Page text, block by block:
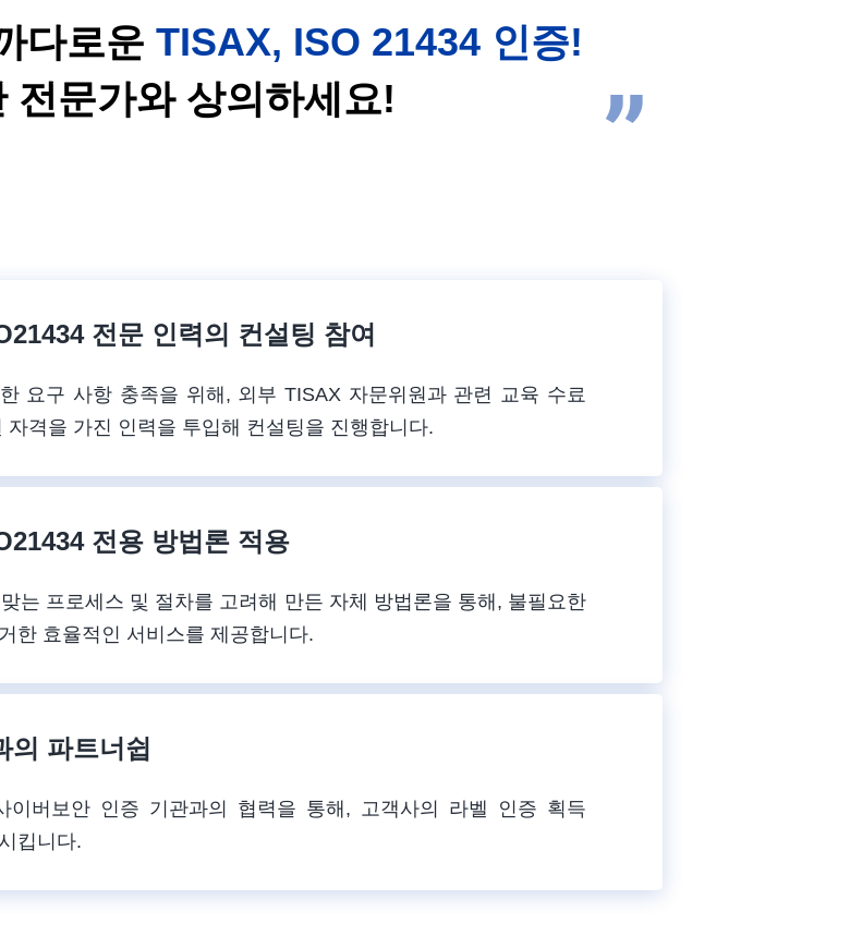
다로운 TISAX, ISO 21434 인증!
전문가와 상의하세요!
전문 인력의 컨설팅 참여
요구 사항 충족을 위해, 외부 TISAX 자문위원과 관련 교육 수료
자격을 가진 인력을 투입해 컨설팅을 진행합니다.
전용 방법론 적용
는 프로세스 및 절차를 고려해 만든 자체 방법론을 통해, 불필요한
한 효율적인 서비스를 제공합니다.
의 파트너쉽
이버보안 인증 기관과의 협력을 통해, 고객사의 라벨 인증 획득
킵니다.